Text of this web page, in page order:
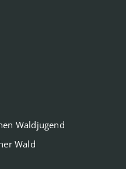
Waldjugend
Wald